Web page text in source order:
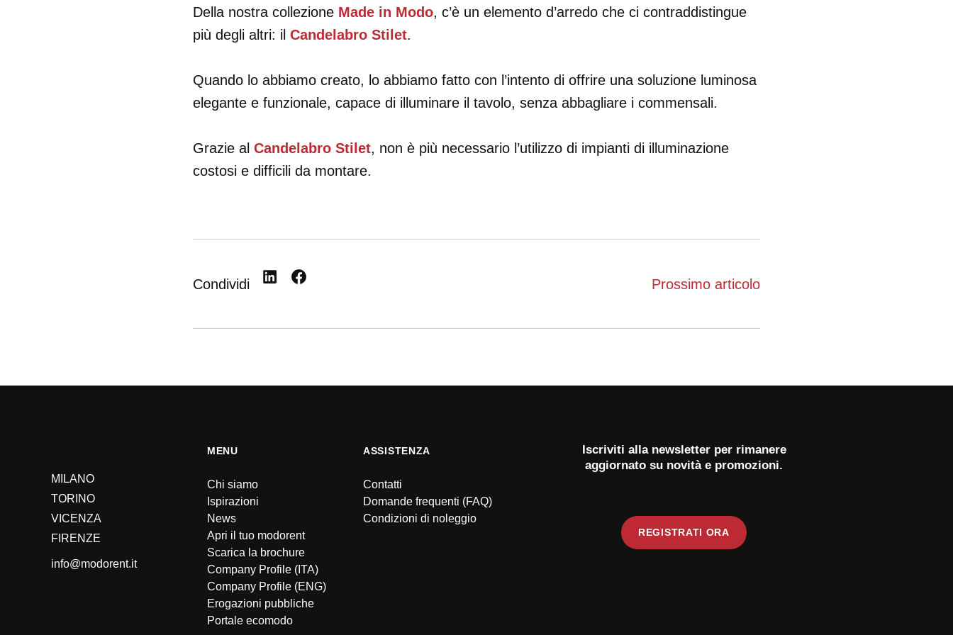
Della nostra collezione Made in Modo, c’è un elemento d’arredo che ci contraddistingue
più degli altri: il Candelabro Stilet.
Quando lo abbiamo creato, lo abbiamo fatto con l’intento di offrire una soluzione luminosa
elegante e funzionale, capace di illuminare il tavolo, senza abbagliare i commensali.
Grazie al Candelabro Stilet, non è più necessario l’utilizzo di impianti di illuminazione
costosi e difficili da montare.
Condividi
Condividi
LinkedIn
Condividi
Facebook
Prossimo articolo
MILANO
TORINO
VICENZA
FIRENZE
info@modorent.it
MENU
Chi siamo
Ispirazioni
News
Apri il tuo modorent
Scarica la brochure
Company Profile (ITA)
Company Profile (ENG)
Erogazioni pubbliche
Portale ecomodo
ASSISTENZA
Contatti
Domande frequenti (FAQ)
Condizioni di noleggio
Iscriviti alla newsletter per rimanere
aggiornato su novità e promozioni.
REGISTRATI ORA